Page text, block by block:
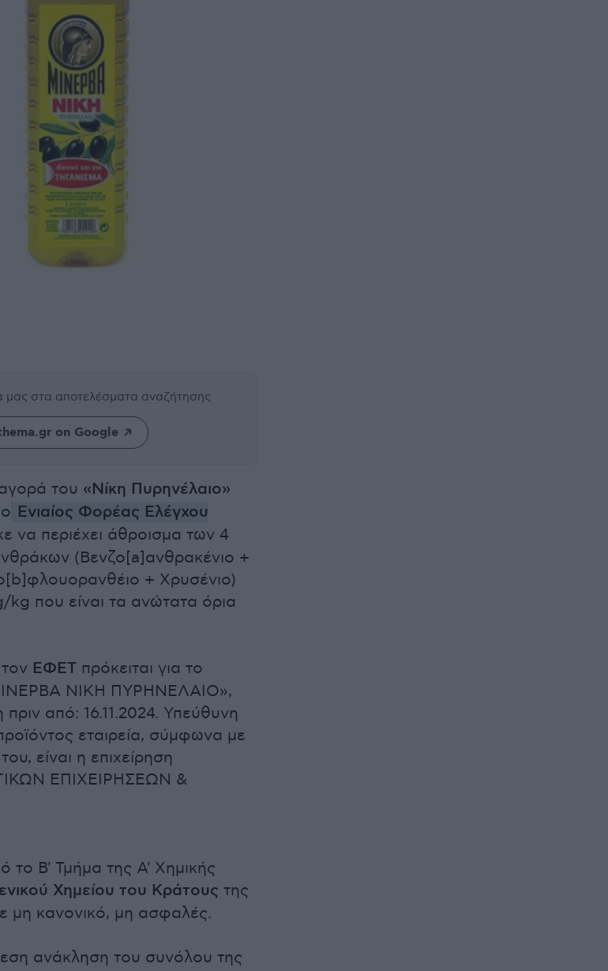
μας στα αποτελέσματα αναζήτησης
on Google
του «Νίκη Πυρηνέλαιο»
Ενιαίος Φορέας Ελέγχου
να περιέχει άθροισμα των 4
(Βενζο[a]ανθρακένιο +
+ Χρυσένιο)
kg που είναι τα ανώτατα όρια
ΕΦΕΤ πρόκειται για το
ΝΙΚΗ ΠΥΡΗΝΕΛΑΙΟ»,
από: 16.11.2024. Υπεύθυνη
εταιρεία, σύμφωνα με
είναι η επιχείρηση
ΕΠΙΧΕΙΡΗΣΕΩΝ &
το Β' Τμήμα της Α' Χημικής
Χημείου του Κράτους της
μη κανονικό, μη ασφαλές.
ανάκληση του συνόλου της